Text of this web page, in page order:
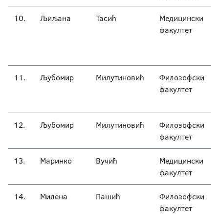
10. Љиљана Тасић
Медицински
факултет
11. Љубомир Милутиновић
Филозофски
факултет
12. Љубомир Милутиновић
Филозофски
факултет
13. Маринко Вучић
Медицински
факултет
14. Милена Пашић
Филозофски
факултет